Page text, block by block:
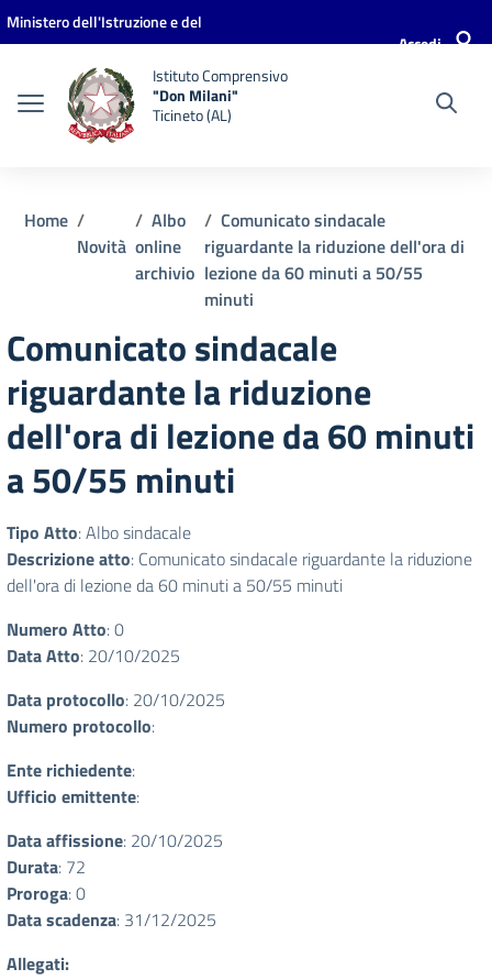
Vai ai contenuti
Vai al menu di navigazione
Vai al footer
Ministero dell'Istruzione e del
Accedi
Istituto Comprensivo
"Don Milani"
Ticineto (AL)
Home
Novità
Albo
online
archivio
Comunicato sindacale
riguardante la riduzione dell'ora di
lezione da 60 minuti a 50/55
minuti
Comunicato sindacale
riguardante la riduzione
dell'ora di lezione da 60 minuti
a 50/55 minuti
Tipo Atto: Albo sindacale
Descrizione atto: Comunicato sindacale riguardante la riduzione
dell'ora di lezione da 60 minuti a 50/55 minuti
Numero Atto: 0
Data Atto: 20/10/2025
Data protocollo: 20/10/2025
Numero protocollo:
Ente richiedente:
Ufficio emittente:
Data affissione: 20/10/2025
Durata: 72
Proroga: 0
Data scadenza: 31/12/2025
Allegati: